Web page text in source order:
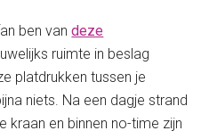
ben vandeze
ruimte in beslag
platdrukken tussen je
niets. Na een dagje strand
kraan en binnen no-time zijn